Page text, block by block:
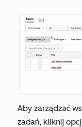
Aby zarządzać
zadań, kliknij